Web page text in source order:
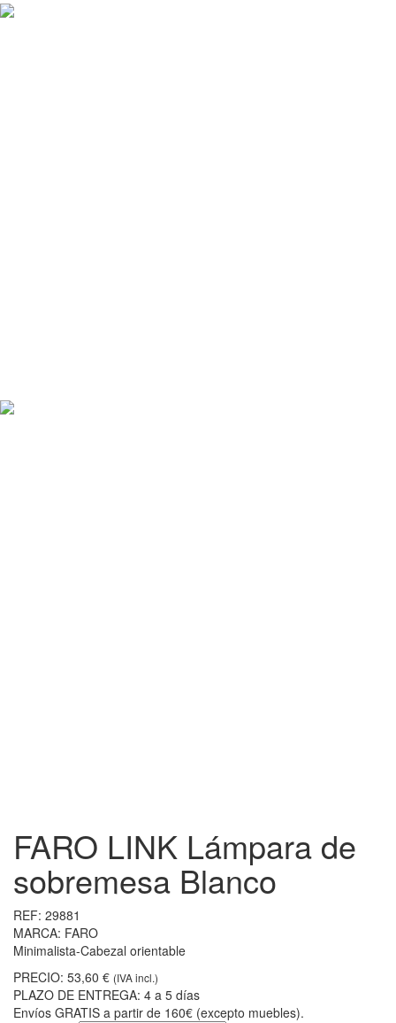
FARO LINK Lámpara de
sobremesa Blanco
REF: 29881
MARCA: FARO
Minimalista-Cabezal orientable
PRECIO: 53,60 € (IVA incl.)
PLAZO DE ENTREGA: 4 a 5 días
Envíos GRATIS a partir de 160€ (excepto muebles).